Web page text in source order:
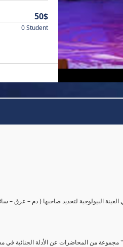
50$
0 Student
العينة البيولوجية لتحديد صاحبها ( دم –
" مجموعة من المحاضرات عن الأدلة الجنائية